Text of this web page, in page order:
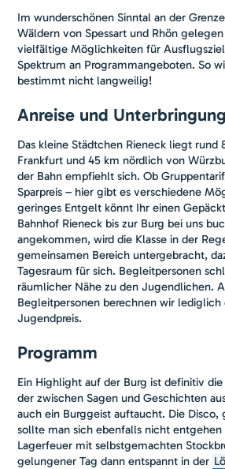
Im wunderschönen Sinntal an der
Wäldern von Spessart und Rhön
vielfältige Möglichkeiten für
Spektrum an Programmangeboten. So
bestimmt nicht langweilig!
Anreise und Unterbringung
Das kleine Städtchen Rieneck liegt rund
Frankfurt und 45 km nördlich von
der Bahn empfiehlt sich. Ob
Sparpreis – hier gibt es verschiedene
geringes Entgelt könnt Ihr einen
Bahnhof Rieneck bis zur Burg bei uns
angekommen, wird die Klasse in der
gemeinsamen Bereich untergebracht,
Tagesraum für sich. Begleitpersonen
räumlicher Nähe zu den Jugendlichen.
Begleitpersonen berechnen wir
Jugendpreis.
Programm
Ein Highlight auf der Burg ist definitiv die
der zwischen Sagen und Geschichten
auch ein Burggeist auftaucht. Die Disco,
sollte man sich ebenfalls nicht entgehen
Lagerfeuer mit selbstgemachten
gelungener Tag dann entspannt in der